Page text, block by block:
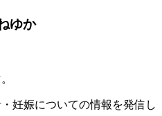
ゆか
妊娠についての情報を発信し